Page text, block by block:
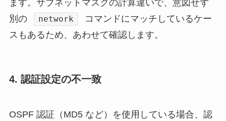
ます。サブネットマスクの計算違いで、意図せず
別の
network
コマンドにマッチしているケー
スもあるため、あわせて確認します。
4. 認証設定の不一致
OSPF 認証（MD5 など）を使用している場合、認